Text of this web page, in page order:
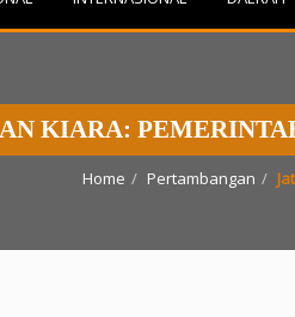
KIARA:
Home Pertambangan